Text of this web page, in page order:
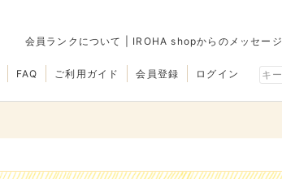
会員ランクについて IROHA shopからのメッセージ
会員登録 ログイン
ご利用ガイド
FAQ